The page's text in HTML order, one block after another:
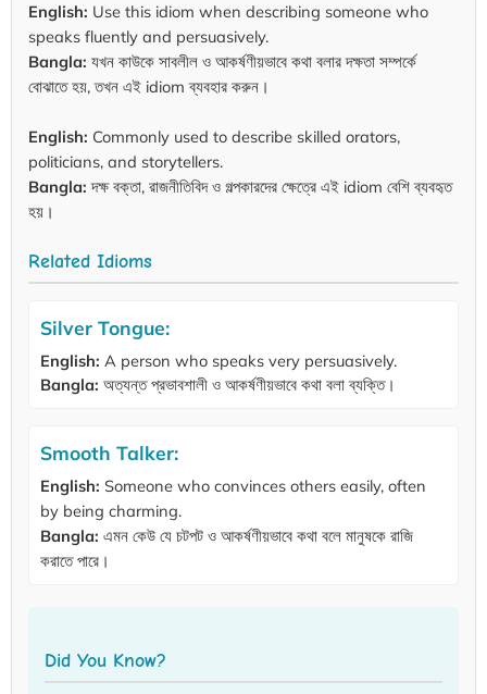
English: Use this idiom when describing someone who
speaks fluently and persuasively.
Bangla: যখন কাউকে সাবলীল ও আকর্ষণীয়ভাবে কথা বলার দক্ষতা সম্পর্কে
বোঝাতে হয়, তখন এই idiom ব্যবহার করুন।
English: Commonly used to describe skilled orators,
politicians, and storytellers.
Bangla: দক্ষ বক্তা, রাজনীতিবিদ ও গল্পকারদের ক্ষেত্রে এই idiom বেশি ব্যবহৃত
হয়।
Related Idioms
Silver Tongue:
English: A person who speaks very persuasively.
Bangla: অত্যন্ত প্রভাবশালী ও আকর্ষণীয়ভাবে কথা বলা ব্যক্তি।
Smooth Talker:
English: Someone who convinces others easily, often
by being charming.
Bangla: এমন কেউ যে চটপট ও আকর্ষণীয়ভাবে কথা বলে মানুষকে রাজি
করাতে পারে।
Did You Know?